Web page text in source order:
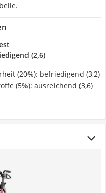
(2,6)
(20%): befriedigend (3,2)
(5%): ausreichend (3,6)